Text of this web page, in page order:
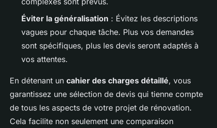
Éviter la généralisation : Évitez les descriptions
vagues pour chaque tâche. Plus vos demandes
sont spécifiques, plus les devis seront adaptés à
vos attentes.
En détenant un cahier des charges détaillé, vous
garantissez une sélection de devis qui tienne compte
de tous les aspects de votre projet de rénovation.
Cela facilite non seulement une comparaison